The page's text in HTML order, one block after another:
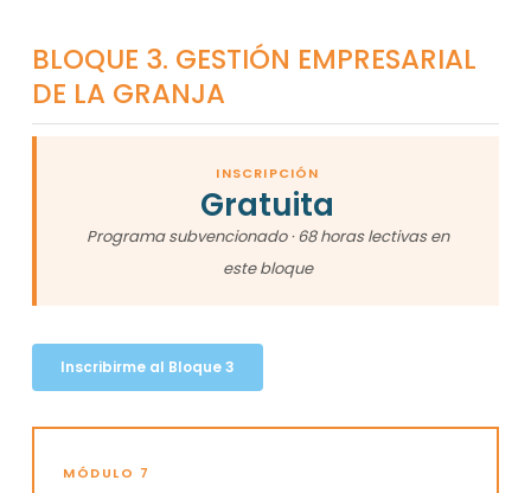
BLOQUE 3. GESTIÓN EMPRESARIAL
DE LA GRANJA
INSCRIPCIÓN
Gratuita
Programa subvencionado · 68 horas lectivas en
este bloque
Inscribirme al Bloque 3
MÓDULO 7